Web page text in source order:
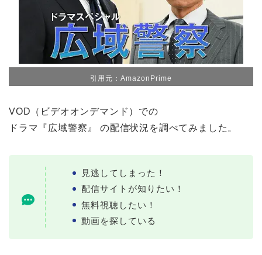
引用元：AmazonPrime
VOD（ビデオオンデマンド）での
ドラマ『広域警察』 の配信状況を調べてみました。
見逃してしまった！
配信サイトが知りたい！
無料視聴したい！
動画を探している